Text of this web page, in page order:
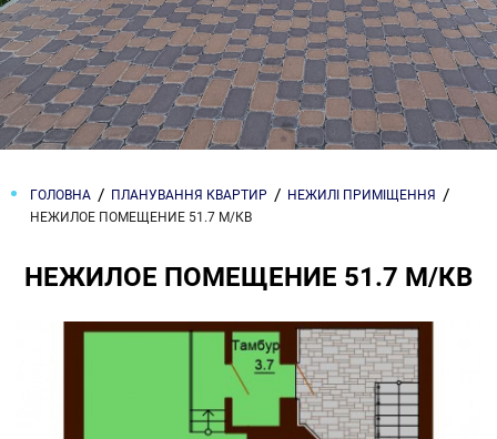
ГОЛОВНА ПЛАНУВАННЯ КВАРТИР
НЕЖИЛІ ПРИМІЩЕННЯ
НЕЖИЛОЕ ПОМЕЩЕНИЕ 51.7 М/КВ
НЕЖИЛОЕ ПОМЕЩЕНИЕ 51.7 М/КВ